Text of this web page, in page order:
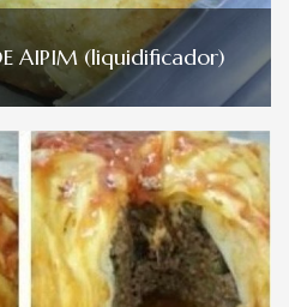
AIPIM (liquidificador)